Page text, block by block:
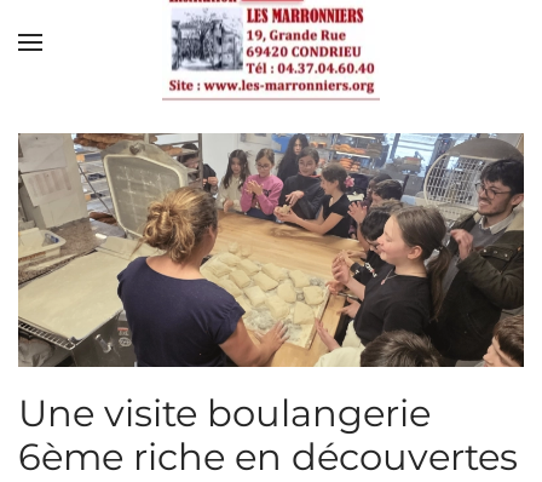
Skip to main content
Une visite boulangerie
6ème riche en découvertes